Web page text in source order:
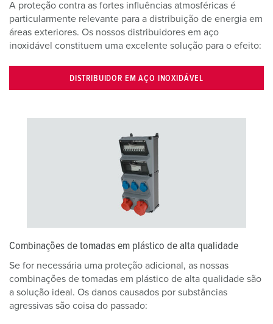
A proteção contra as fortes influências atmosféricas é
particularmente relevante para a distribuição de energia em
áreas exteriores. Os nossos distribuidores em aço
inoxidável constituem uma excelente solução para o efeito:
DISTRIBUIDOR EM AÇO INOXIDÁVEL
Combinações de tomadas em plástico de alta qualidade
Se for necessária uma proteção adicional, as nossas
combinações de tomadas em plástico de alta qualidade são
a solução ideal. Os danos causados por substâncias
agressivas são coisa do passado: